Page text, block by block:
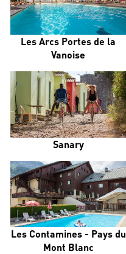
Les Arcs Portes de la
Vanoise
Sanary
Les Contamines - Pays du
Mont Blanc